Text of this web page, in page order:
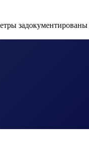
задокументированы